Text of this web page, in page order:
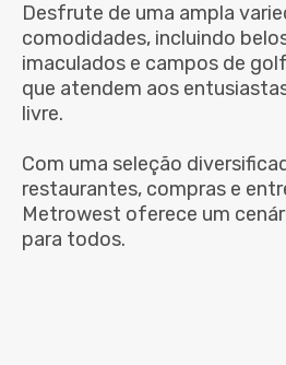
Desfrute de uma ampla
comodidades, incluindo
imaculados e campos de
que atendem aos
livre.
Com uma seleção
restaurantes, compras e
Metrowest oferece um
para todos.